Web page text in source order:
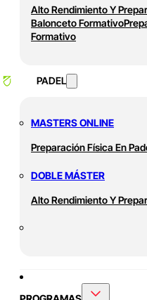
Alto Rendimiento Y
Balonceto Formativo
Formativo
PADEL
MASTERS ONLINE
Preparación Física En
DOBLE MÁSTER
Alto Rendimiento Y